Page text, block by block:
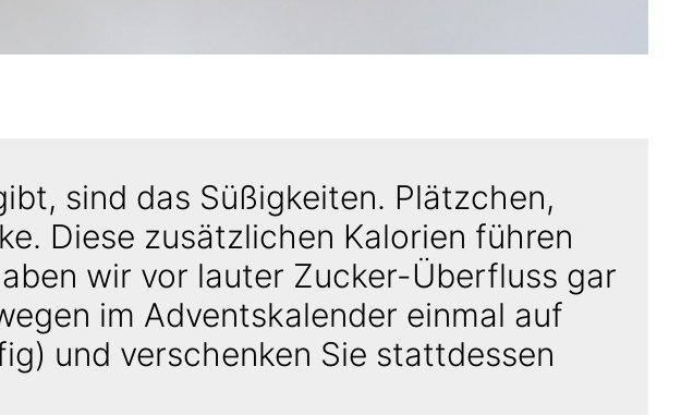
sind das Süßigkeiten. Plätzchen,
Diese zusätzlichen Kalorien führen
wir vor lauter Zucker-Überfluss gar
im Adventskalender einmal auf
und verschenken Sie stattdessen